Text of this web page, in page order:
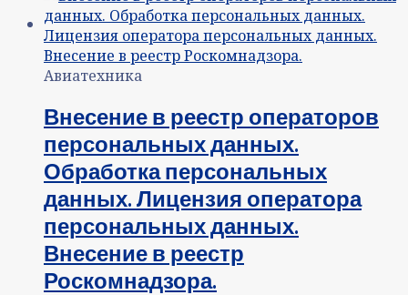
Авиатехника
Внесение в реестр операторов
персональных данных.
Обработка персональных
данных. Лицензия оператора
персональных данных.
Внесение в реестр
Роскомнадзора.